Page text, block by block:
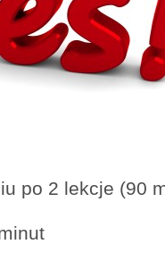
po 2 lekcje (90